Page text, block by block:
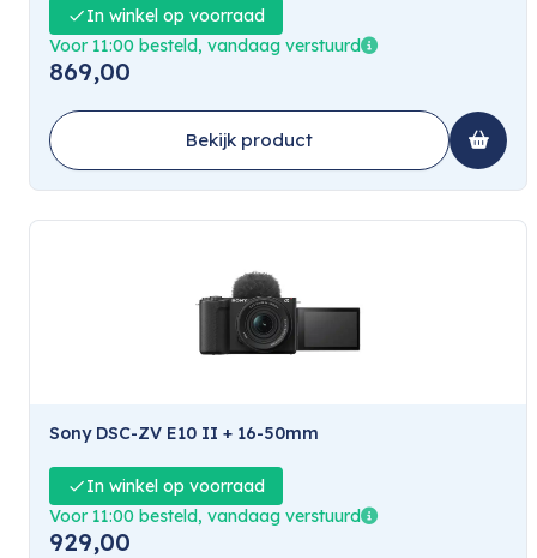
In winkel op voorraad
Voor 11:00 besteld, vandaag verstuurd
869,00
Bekijk product
Sony DSC-ZV E10 II + 16-50mm
In winkel op voorraad
Voor 11:00 besteld, vandaag verstuurd
929,00